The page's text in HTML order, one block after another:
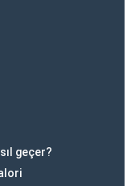
geçer?